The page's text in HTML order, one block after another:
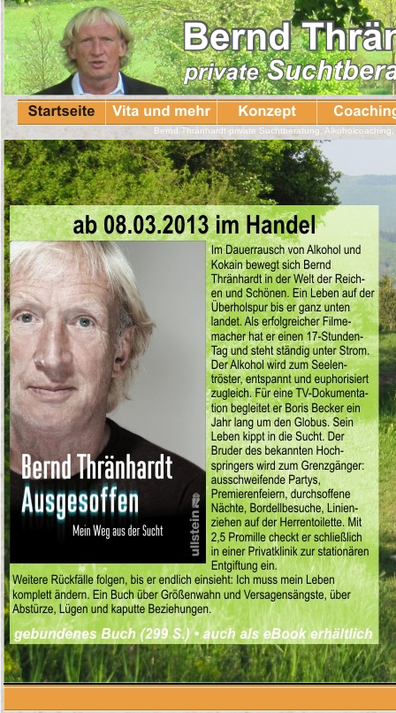
Bernd Thränhardt-private Suchtberatung,